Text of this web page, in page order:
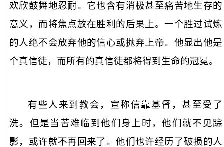
欢欣鼓舞地忍耐。 它也含有消极甚至痛苦地生存的
意义 ，而将焦点放在胜利的后果 上。一个胜过试炼
的人绝不会放弃他的信心或抛弃上帝。他显出他是
个真信徒，而所有的真信徒都将得到生命的冠冕。
有些人来到教会，宣称信靠基督 ，甚至受了
洗。但是当 苦难临到他们身上时，他们 就不见踪
影，或许就不再 回来了。他们也许经历了破损的人